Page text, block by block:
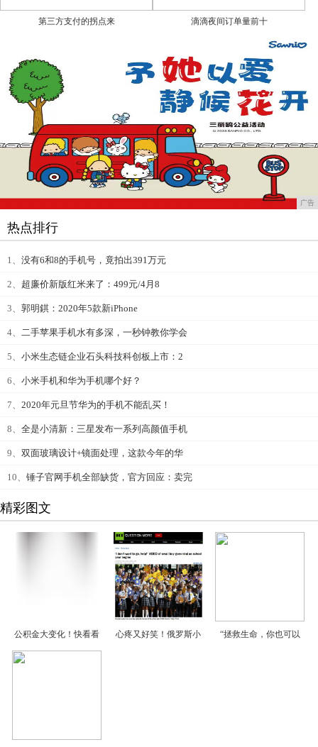
第三方支付的拐点来 滴滴夜间订单量前十
广告
热点排行
1、 没有6和8的手机号，竟拍出391万元
2、 超廉价新版红米来了：499元/4月8
3、 郭明錤：2020年5款新iPhone
4、 二手苹果手机水有多深，一秒钟教你学会
5、 小米生态链企业石头科技科创板上市：2
6、 小米手机和华为手机哪个好？
7、 2020年元旦节华为的手机不能乱买！
8、 全是小清新：三星发布一系列高颜值手机
9、 双面玻璃设计+镜面处理，这款今年的华
10、 锤子官网手机全部缺货，官方回应：卖完
精彩图文
公积金大变化！快看看 心疼又好笑！俄罗斯小 “拯救生命，你也可以